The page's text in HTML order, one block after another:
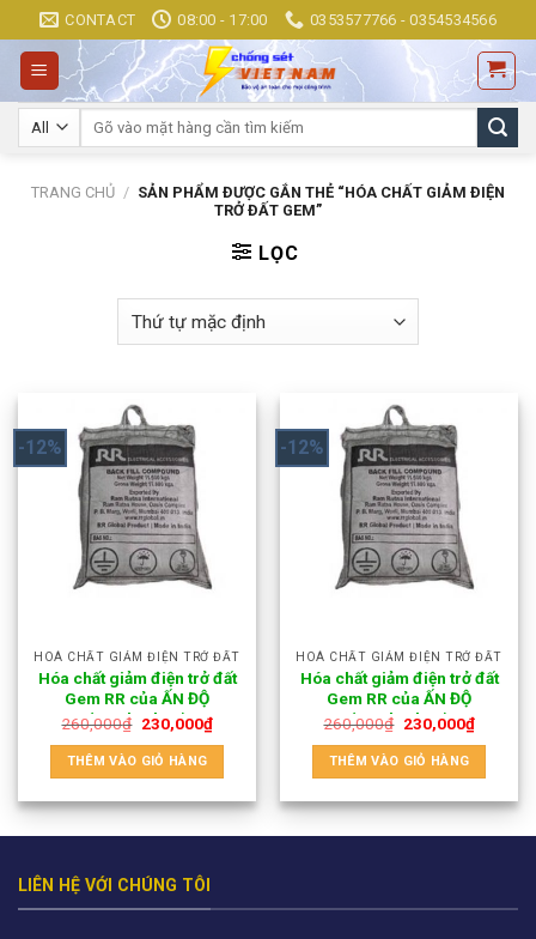
to
content
CONTACT 08:00 - 17:00 0353577766 - 0354534566
Tìm
TRANG CHỦ / SẢN PHẨM ĐƯỢC GẮN THẺ “HÓA CHẤT GIẢM ĐIỆN
TRỞ ĐẤT GEM”
LỌC
-12%
HOÁ CHẤT GIẢM ĐIỆN TRỞ ĐẤT
Hóa chất giảm điện trở đất
Gem RR của ẤN ĐỘ
(11.5kg/bao)
260,000₫ 230,000₫
THÊM VÀO GIỎ HÀNG
-12%
HOÁ CHẤT GIẢM ĐIỆN TRỞ ĐẤT
Hóa chất giảm điện trở đất
Gem RR của ẤN ĐỘ
(11.5kg/bao)
260,000₫ 230,000₫
THÊM VÀO GIỎ HÀNG
LIÊN HỆ VỚI CHÚNG TÔI